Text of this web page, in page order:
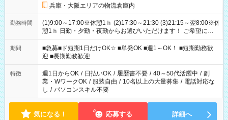
兵庫・大阪エリアの物流倉庫内
勤務時間
(1)9:00～17:00※休憩1ｈ (2)17:30～21:30 (3)21:15～翌8:00※休
憩1ｈ 日勤・夕勤・夜勤からお選びいただけます！ ご希望に合
わせて働けるお仕事です(*^^*) 【その他選べる勤務時間】 8-17
時/9-17時/9-18時/10-18時/11-21時/18-22時/20-翌4時/21-翌5
時/22-翌6時/0-翌8時 ご自身のご都合で選んで頂ける完全自由シ
フト！
期間
■急募■ド短期1日だけOK☆ ■単発OK ■週1～OK！ ■短期勤務歓
迎 ■長期勤務歓迎
特徴 週1日からOK / 日払いOK / 履歴書不要 / 40～50代活躍中 / 副
業・WワークOK / 服装自由 / 10名以上の大量募集 / 電話対応な
し / パソコンスキル不要
気になる！ 応募する 詳細へ